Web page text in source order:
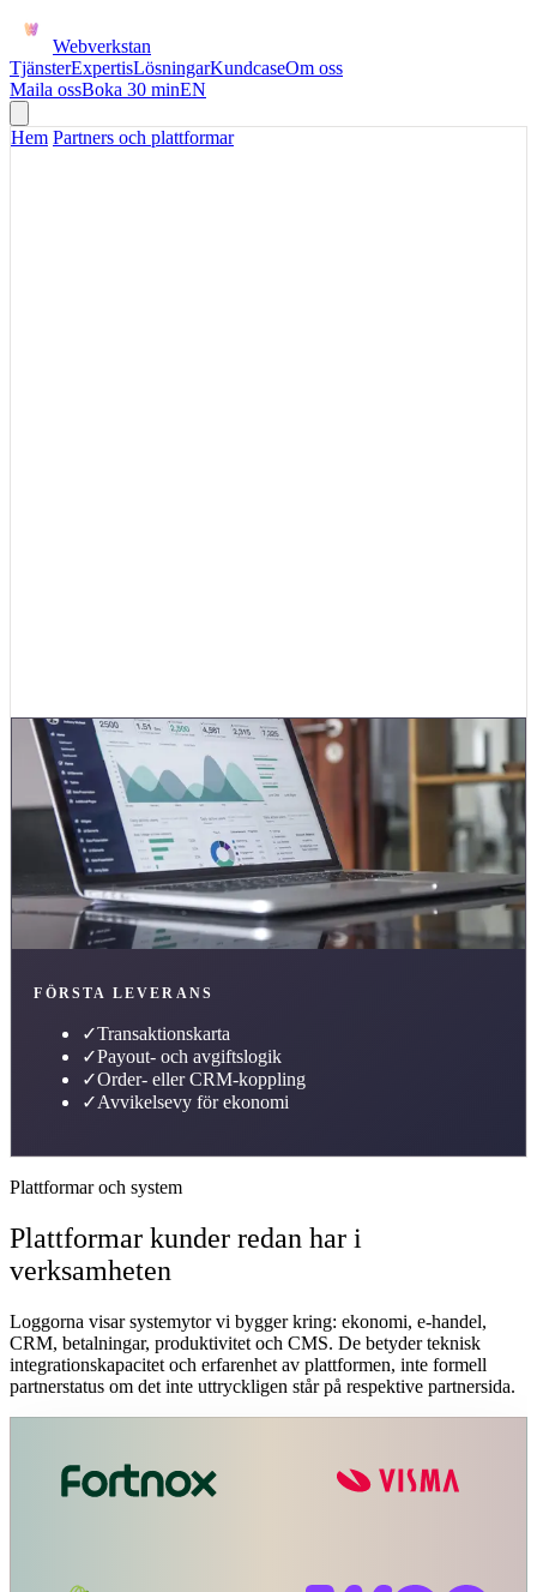
Webverkstan
TjänsterExpertisLösningarKundcaseOm oss
Maila ossBoka 30 minEN
Hem Partners och plattformar
FÖRSTA LEVERANS
✓Transaktionskarta
✓Payout- och avgiftslogik
✓Order- eller CRM-koppling
✓Avvikelsevy för ekonomi
Plattformar och system
Plattformar kunder redan har i
verksamheten
Loggorna visar systemytor vi bygger kring: ekonomi, e-handel,
CRM, betalningar, produktivitet och CMS. De betyder teknisk
integrationskapacitet och erfarenhet av plattformen, inte formell
partnerstatus om det inte uttryckligen står på respektive partnersida.